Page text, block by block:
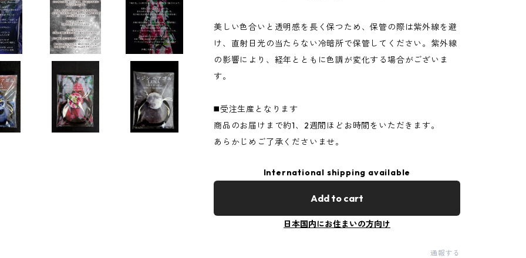
美しい色合いと透明感を長く保つため、保管の際は紫外線を避
け、直射日光の当たらない冷暗所で保管してください。紫外線
の影響により、経年とともに色調が変化する場合がございま
す。
◼️受注生産となります
商品のお届けまで約1、2週間ほどお時間をいただきます。
あらかじめご了承くださいませ。
International shipping available
Add to cart
日本国内にお住まいの方向け
通報する